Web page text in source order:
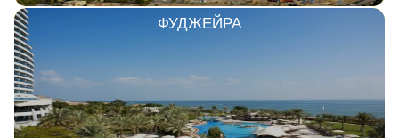
ФУДЖЕЙРА